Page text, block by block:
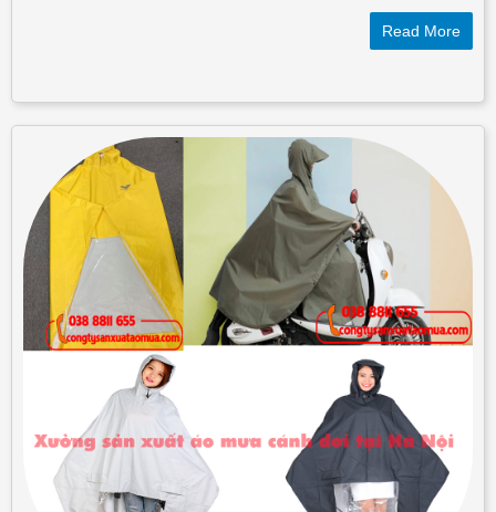
Read More